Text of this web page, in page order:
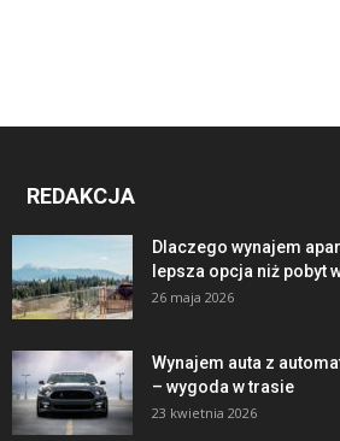
REDAKCJA
Dlaczego wynajem
lepsza opcja niż pobyt
26 maja 2026
Wynajem auta z
– wygoda w trasie
23 kwietnia 2026